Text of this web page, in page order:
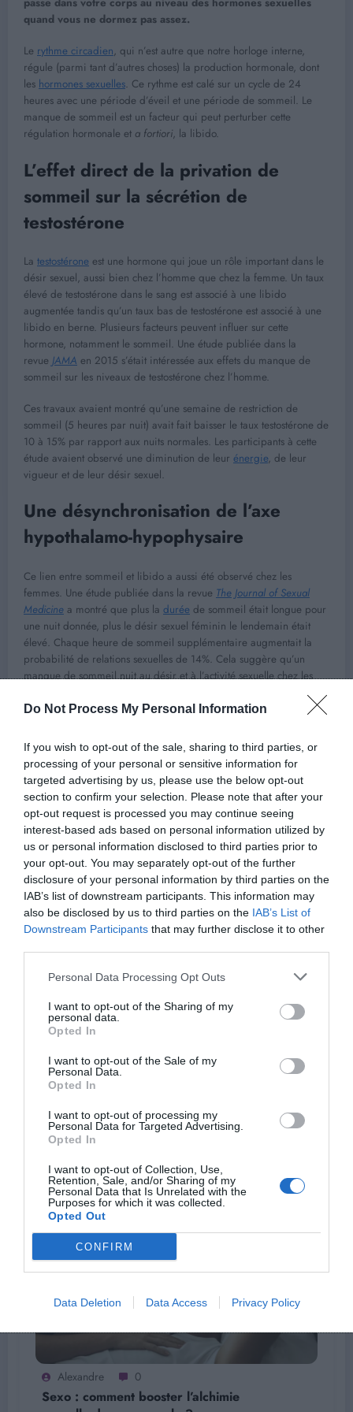
Do Not Process My Personal Information
If you wish to opt-out of the sale, sharing to third parties, or
processing of your personal or sensitive information for
targeted advertising by us, please use the below opt-out
section to confirm your selection. Please note that after your
opt-out request is processed you may continue seeing
interest-based ads based on personal information utilized by
us or personal information disclosed to third parties prior to
your opt-out. You may separately opt-out of the further
disclosure of your personal information by third parties on the
IAB’s list of downstream participants. This information may
also be disclosed by us to third parties on the IAB’s List of
Downstream Participants that may further disclose it to other
Personal Data Processing Opt Outs
I want to opt-out of the Sharing of my
personal data.
Opted In
I want to opt-out of the Sale of my
Personal Data.
Opted In
I want to opt-out of processing my
Personal Data for Targeted Advertising.
Opted In
I want to opt-out of Collection, Use,
Retention, Sale, and/or Sharing of my
Personal Data that Is Unrelated with the
Purposes for which it was collected.
Opted Out
CONFIRM
Data Deletion Data Access Privacy Policy
quand vous ne dormez pas assez.
Le rythme circadien, qui n’est autre que notre horloge interne,
régule (parmi tant d’autres choses) la production hormonale, dont
les hormones sexuelles. Ce rythme est calé sur un cycle de 24
heures avec une période d’éveil et une période de sommeil. Le
manque de sommeil est un facteur qui peut perturber cette
régulation hormonale et a fortiori, la libido.
L’effet direct de la privation de
sommeil sur la sécrétion de
testostérone
La testostérone est une hormone qui joue un rôle important dans le
désir sexuel, aussi bien chez l’homme que chez la femme. Un taux
élevé de testostérone dans le sang est associé à une libido
augmentée tandis qu’un taux bas de testostérone est associé à une
libido en berne. Plusieurs facteurs peuvent influer sur cette
hormone, notamment le sommeil. Une étude publiée dans la
revue JAMA en 2015 s’était intéressée aux effets du manque de
sommeil sur les niveaux de testostérone chez l’homme.
Ces travaux avaient montré qu’une semaine de restriction de
sommeil (5 heures par nuit) avait fait baisser le taux testostérone de
10 à 15% par rapport aux nuits normales. Les participants à cette
étude avaient observé une diminution de leur énergie, de leur
vigueur et de leur désir sexuel.
Une désynchronisation de l’axe
hypothalamo-hypophysaire
Ce lien entre sommeil et libido a aussi été observé chez les
femmes. Une étude publiée dans la revue The Journal of Sexual
Medicine a montré que plus la durée de sommeil était longue pour
une nuit donnée, plus le désir sexuel féminin le lendemain était
élevé. Chaque heure de sommeil supplémentaire augmentait la
probabilité de relations sexuelles de 14%. Cela suggère qu’un
manque de sommeil nuit au désir et à l’activité sexuelle chez les
sexuelles, observé chez l’homme et chez la femme, est la
conséquence d’une désynchronisation de l’axe hypothalamo-
hypophysaire. L’hypothalamus et l’ hypophyse
sont deux parties
ducerveau
qui communiquent entre elles pour coordonner les
connexions entre le
système nerveux central et le
endocrinien (celui qui produit les hormones). La perturbation du
sommeil dérèglent ces connexions qui contrôlent les hormones, en
réduisant notamment la
de hormones liées à la libido.
Lire la suite…
Source : Futura sciences
Les psychologues le répètent : il ne faut jamais
rompre de cette manière, même pour « éviter
Next post
Ces deux infections sexuellement
explosent en Europe
ARTICLES EN LIEN
Alexandre 0
Sexo : comment booster l’alchimie